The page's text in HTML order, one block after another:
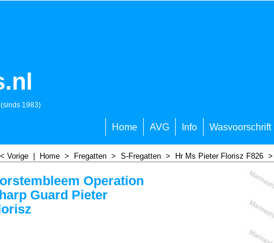
1983)
Home AVG Info Wasvoorschrift
Vorige Home > Fregatten > S-Fregatten > Hr Ms Pieter Florisz F826 >
Operation
Guard Pieter